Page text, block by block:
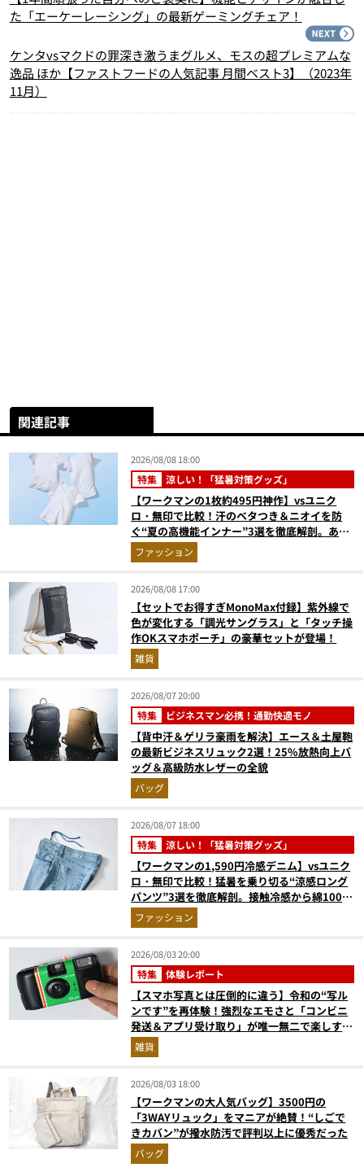
た「エーケーレーシング」の最新ゲーミングチェア！
ケンタvsマクドの罪深き激うまグルメ、モスの超プレミアムな
逸品 ほか【ファストフードの人気記事 月間ベスト3】（2023年
11月）
関連記事
2026/08/08 18:00
特集 涼しい！「猛暑対策グッズ」
【ワークマンの1枚約495円神作】vsユニク
ロ・無印で比較！汗のベタつき＆ニオイを防
ぐ“夏の高機能インナー”3選を徹底解剖。あな
たに最適な1着は？
ファッション
2026/08/08 17:00
【セットでお得すぎMonoMax付録】紫外線で
色が変化する「調光サングラス」と「タッチ操
作OKスマホポーチ」の豪華セットが登場！
雑貨
2026/08/07 20:00
特集 ビジネスマン必携！通勤快適モノ
【背中汗＆ゲリラ豪雨を解決】エース＆土屋鞄
の最新ビジネスリュック2選！25%放熱向上バ
ッグ＆高級防水レザーの全貌
バッグ
2026/08/07 18:00
特集 涼しい！「猛暑対策グッズ」
【ワークマンの1,590円冷感デニム】vsユニク
ロ・無印で比較！猛暑を乗り切る“涼感ロング
パンツ”3選を徹底解剖。接触冷感から綿100%
まで決定版
ファッション
2026/08/03 20:00
特集 体験レポート
【スマホ写真とは圧倒的に違う】令和の“写ル
ンです”を再体験！強烈なエモさと「コンビニ
発送＆アプリ受け取り」が唯一無二で楽しすぎ
た雑貨
2026/08/03 18:00
【ワークマンの大人気バッグ】3500円の
「3WAYリュック」をマニアが絶賛！“しごで
きカバン”が撥水防汚で評判以上に優秀だった
バッグ